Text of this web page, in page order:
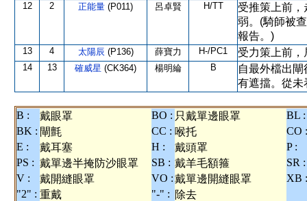
12 2 正能量 (P011) 呂卓賢 H/TT
受推策上前
弱。(騎師被
報告。)
13 4 太陽辰 (P136) 薛寶力 H-/PC1 受力策上前
14 13 確威星 (CK364) 楊明綸 B
自最外檔出
有遮擋。從未
B : 戴眼罩 BO : 只戴單邊眼罩
BL :
BK : 閘氈 CC : 喉托
CO :
E :
戴耳塞 H : 戴頭罩
P :
PS : 戴單邊半掩防沙眼罩 SB : 戴羊毛額箍
SR :
V :
戴開縫眼罩 VO :戴單邊開縫眼罩
XB :
"2" : 重戴 "-" : 除去